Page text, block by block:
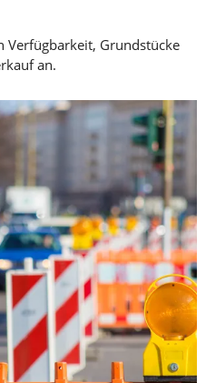
Verfügbarkeit, Grundstücke
an.